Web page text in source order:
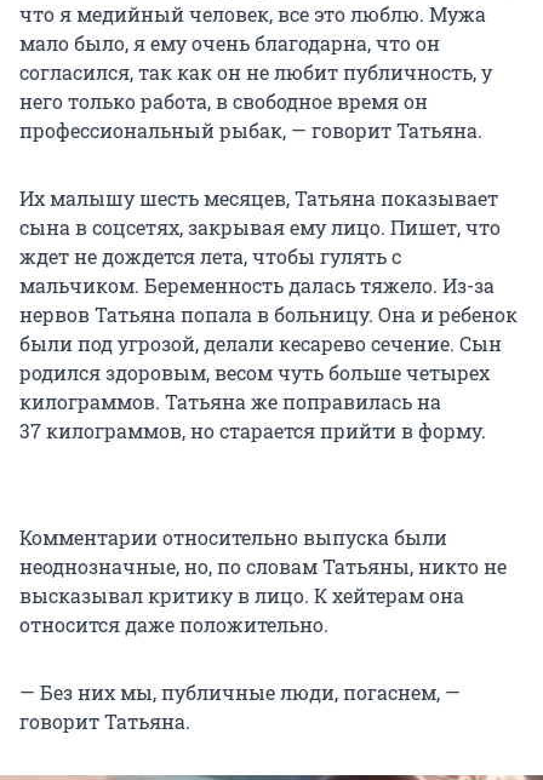
что я медийный человек, все это люблю. Мужа
мало было, я ему очень благодарна, что он
согласился, так как он не любит публичность, у
него только работа, в свободное время он
профессиональный рыбак, — говорит Татьяна.
Их малышу шесть месяцев, Татьяна показывает
сына в соцсетях, закрывая ему лицо. Пишет, что
ждет не дождется лета, чтобы гулять с
мальчиком. Беременность далась тяжело. Из-за
нервов Татьяна попала в больницу. Она и ребенок
были под угрозой, делали кесарево сечение. Сын
родился здоровым, весом чуть больше четырех
килограммов. Татьяна же поправилась на
37 килограммов, но старается прийти в форму.
Комментарии относительно выпуска были
неоднозначные, но, по словам Татьяны, никто не
высказывал критику в лицо. К хейтерам она
относится даже положительно.
— Без них мы, публичные люди, погаснем, —
говорит Татьяна.